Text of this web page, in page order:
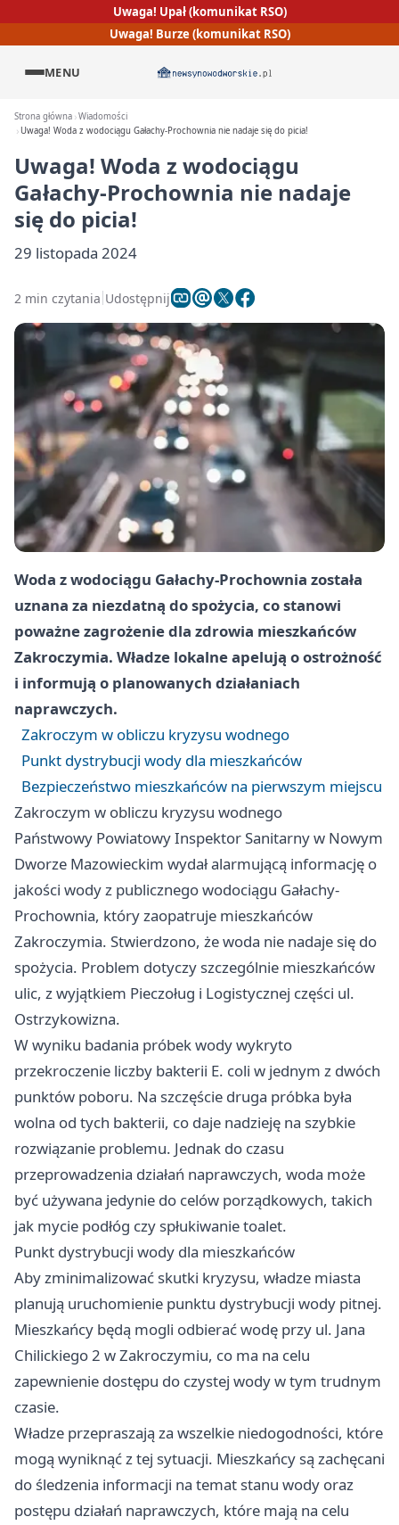
Uwaga! Upał (komunikat RSO)
Uwaga! Burze (komunikat RSO)
MENU
Strona główna Wiadomości
Uwaga! Woda z wodociągu Gałachy-Prochownia nie nadaje się do picia!
Uwaga! Woda z wodociągu
Gałachy-Prochownia nie nadaje
się do picia!
29 listopada 2024
2 min czytania Udostępnij
Woda z wodociągu Gałachy-Prochownia została
uznana za niezdatną do spożycia, co stanowi
poważne zagrożenie dla zdrowia mieszkańców
Zakroczymia. Władze lokalne apelują o ostrożność
i informują o planowanych działaniach
naprawczych.
Zakroczym w obliczu kryzysu wodnego
Punkt dystrybucji wody dla mieszkańców
Bezpieczeństwo mieszkańców na pierwszym miejscu
Zakroczym w obliczu kryzysu wodnego
Państwowy Powiatowy Inspektor Sanitarny w Nowym
Dworze Mazowieckim wydał alarmującą informację o
jakości wody z publicznego wodociągu Gałachy-
Prochownia, który zaopatruje mieszkańców
Zakroczymia. Stwierdzono, że woda nie nadaje się do
spożycia. Problem dotyczy szczególnie mieszkańców
ulic, z wyjątkiem Pieczoług i Logistycznej części ul.
Ostrzykowizna.
W wyniku badania próbek wody wykryto
przekroczenie liczby bakterii E. coli w jednym z dwóch
punktów poboru. Na szczęście druga próbka była
wolna od tych bakterii, co daje nadzieję na szybkie
rozwiązanie problemu. Jednak do czasu
przeprowadzenia działań naprawczych, woda może
być używana jedynie do celów porządkowych, takich
jak mycie podłóg czy spłukiwanie toalet.
Punkt dystrybucji wody dla mieszkańców
Aby zminimalizować skutki kryzysu, władze miasta
planują uruchomienie punktu dystrybucji wody pitnej.
Mieszkańcy będą mogli odbierać wodę przy ul. Jana
Chilickiego 2 w Zakroczymiu, co ma na celu
zapewnienie dostępu do czystej wody w tym trudnym
czasie.
Władze przepraszają za wszelkie niedogodności, które
mogą wyniknąć z tej sytuacji. Mieszkańcy są zachęcani
do śledzenia informacji na temat stanu wody oraz
postępu działań naprawczych, które mają na celu